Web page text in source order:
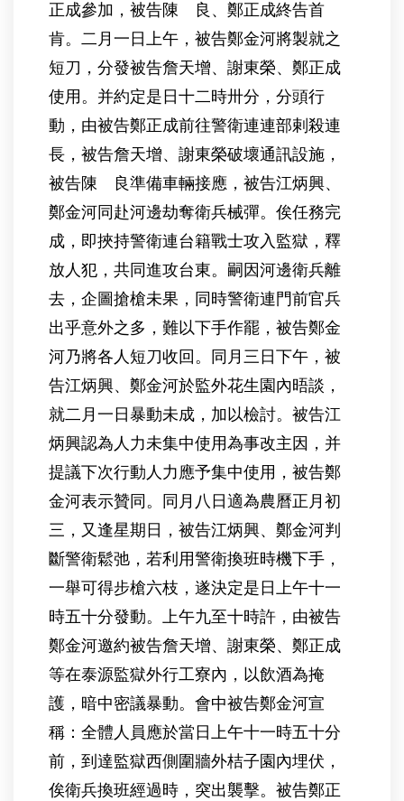
正成參加，被告陳 良、鄭正成終告首
肯。二月一日上午，被告鄭金河將製就之
短刀，分發被告詹天增、謝東榮、鄭正成
使用。并約定是日十二時卅分，分頭行
動，由被告鄭正成前往警衛連連部剌殺連
長，被告詹天增、謝東榮破壞通訊設施，
被告陳 良準備車輛接應，被告江炳興、
鄭金河同赴河邊劫奪衛兵械彈。俟任務完
成，即挾持警衛連台籍戰士攻入監獄，釋
放人犯，共同進攻台東。嗣因河邊衛兵離
去，企圖搶槍未果，同時警衛連門前官兵
出乎意外之多，難以下手作罷，被告鄭金
河乃將各人短刀收回。同月三日下午，被
告江炳興、鄭金河於監外花生園內晤談，
就二月一日暴動未成，加以檢討。被告江
炳興認為人力未集中使用為事改主因，并
提議下次行動人力應予集中使用，被告鄭
金河表示贊同。同月八日適為農曆正月初
三，又逢星期日，被告江炳興、鄭金河判
斷警衛鬆弛，若利用警衛換班時機下手，
一舉可得步槍六枝，遂決定是日上午十一
時五十分發動。上午九至十時許，由被告
鄭金河邀約被告詹天增、謝東榮、鄭正成
等在泰源監獄外行工寮內，以飲酒為掩
護，暗中密議暴動。會中被告鄭金河宣
稱：全體人員應於當日上午十一時五十分
前，到達監獄西側圍牆外桔子園內埋伏，
俟衛兵換班經過時，突出襲擊。被告鄭正